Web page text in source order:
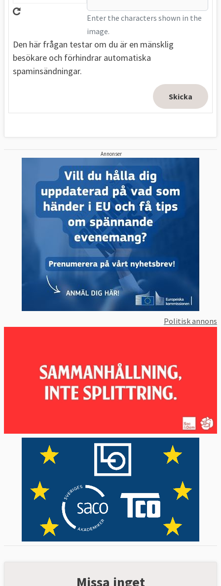
Enter the characters shown in the
image.
Den här frågan testar om du är en mänsklig
besökare och förhindrar automatiska
spaminsändningar.
Annonser
Politisk annons
Missa inget